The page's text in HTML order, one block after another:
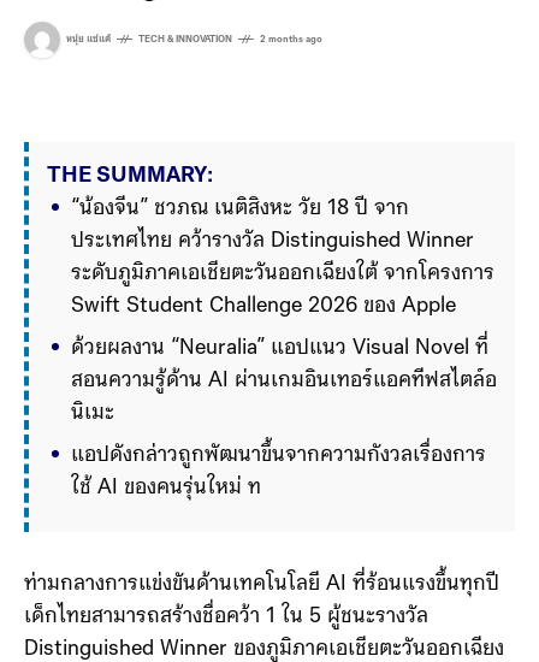
หนุ่ย แซ่แต้ TECH & INNOVATION 2 months ago
THE SUMMARY:
“น้องจีน” ชวภณ เนติสิงหะ วัย 18 ปี จาก
ประเทศไทย คว้ารางวัล Distinguished Winner
ระดับภูมิภาคเอเชียตะวันออกเฉียงใต้ จากโครงการ
Swift Student Challenge 2026 ของ Apple
ด้วยผลงาน “Neuralia” แอปแนว Visual Novel ที่
สอนความรู้ด้าน AI ผ่านเกมอินเทอร์แอคทีฟสไตล์อ
นิเมะ
แอปดังกล่าวถูกพัฒนาขึ้นจากความกังวลเรื่องการ
ใช้ AI ของคนรุ่นใหม่ ทั้งการเชื่อข้อมูลผิดพลาด
ท่ามกลางการแข่งขันด้านเทคโนโลยี AI ที่ร้อนแรงขึ้นทุกปี